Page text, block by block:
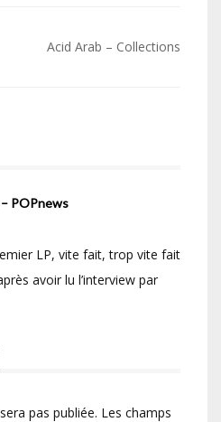
Acid Arab – Collections
POPnews
LP, vite fait, trop vite fait
avoir lu l’interview par
pas publiée. Les champs